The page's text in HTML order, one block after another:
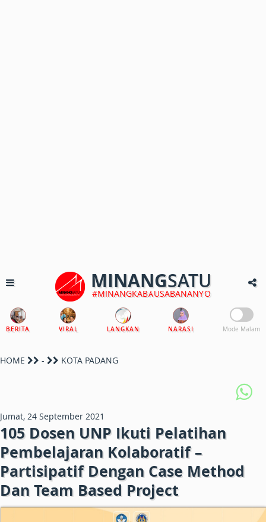
MINANGSATU
#MINANGKABAUSABANANYO
BERITA VIRAL LANGKAN NARASI Mode Malam
HOME - KOTA PADANG
Jumat, 24 September 2021
105 Dosen UNP Ikuti Pelatihan
Pembelajaran Kolaboratif –
Partisipatif Dengan Case Method
Dan Team Based Project